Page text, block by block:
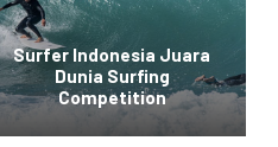
Surfer Indonesia Juara
Dunia Surfing
Competition